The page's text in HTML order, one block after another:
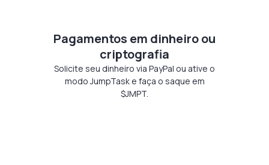
Pagamentos em dinheiro ou
criptografia
Solicite seu dinheiro via PayPal ou ative o
modo JumpTask e faça o saque em
$JMPT.